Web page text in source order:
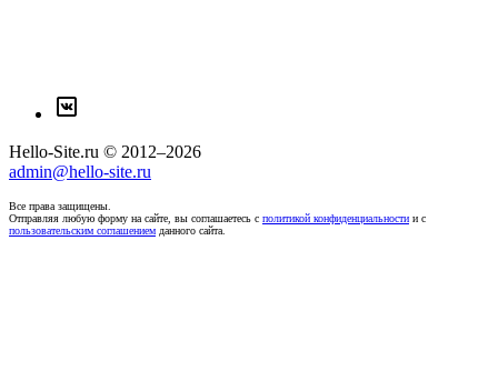
Hello-Site.ru © 2012–2026
admin@hello-site.ru
Все права защищены.
Отправляя любую форму на сайте, вы соглашаетесь с политикой конфиденциальности и с
пользовательским соглашением данного сайта.